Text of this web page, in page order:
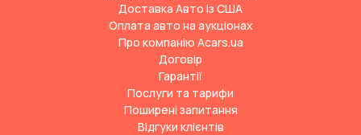
Доставка Авто із США
Оплата авто на аукціонах
Про компанію Acars.ua
Договір
Гарантії
Послуги та тарифи
Поширені запитання
Відгуки клієнтів